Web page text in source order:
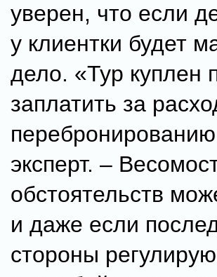
уверен, что если
у клиентки будет
дело. «Тур куплен
заплатить за
эксперт. –
обстоятельств
и даже если
стороны